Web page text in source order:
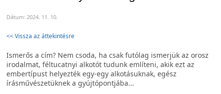
Dátum: 2024. 11. 10.
<< Vissza az áttekintésre
Ismerős a cím? Nem csoda, ha csak futólag ismerjük az orosz
irodalmat, féltucatnyi alkotót tudunk említeni, akik ezt az
embertípust helyezték egy-egy alkotásuknak, egész
írásművészetüknek a gyújtópontjába...